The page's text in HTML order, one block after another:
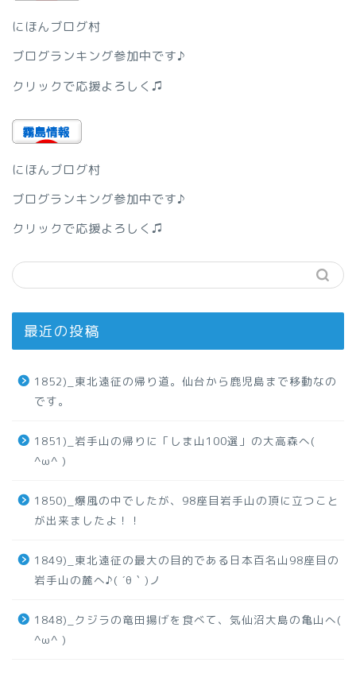
にほんブログ村
ブログランキング参加中です♪
クリックで応援よろしく♫
にほんブログ村
ブログランキング参加中です♪
クリックで応援よろしく♫
最近の投稿
1852)_東北遠征の帰り道。仙台から鹿児島まで移動なの
です。
1851)_岩手山の帰りに「しま山100選」の大高森へ(
^ω^ )
1850)_爆風の中でしたが、98座目岩手山の頂に立つこと
が出来ましたよ！！
1849)_東北遠征の最大の目的である日本百名山98座目の
岩手山の麓へ♪( ´θ｀)ノ
1848)_クジラの竜田揚げを食べて、気仙沼大島の亀山へ(
^ω^ )